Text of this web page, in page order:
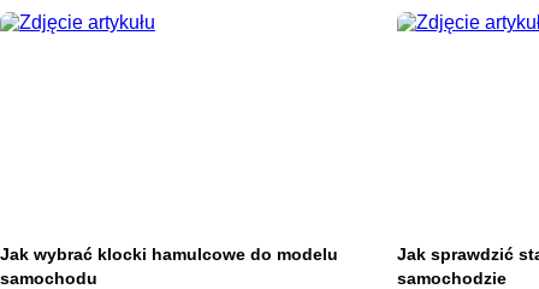
na wybór dobrych części i uniknij kosztownych
pomyłek przy ich wymianie.
dowiedz się, jak
swojego
Jak wybrać klocki hamulcowe do modelu
samochodu
Jak sprawdzić
samochodzie